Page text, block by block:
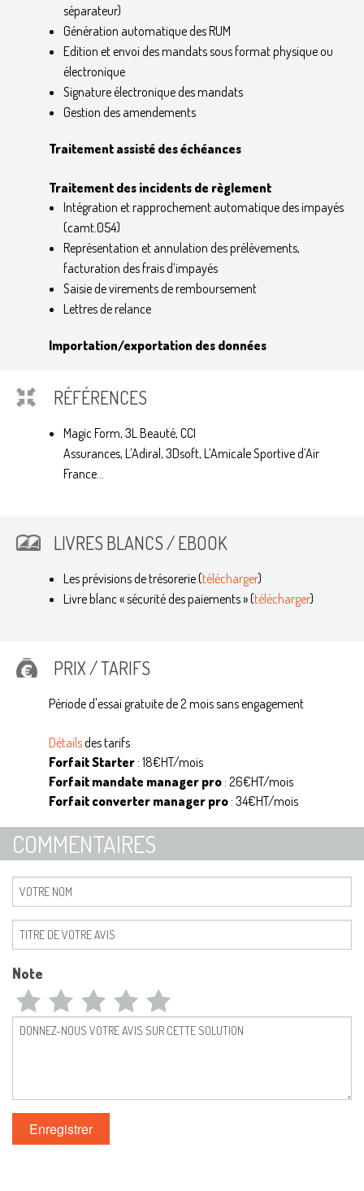
séparateur)
Génération automatique des RUM
Edition et envoi des mandats sous format physique ou
électronique
Signature électronique des mandats
Gestion des amendements
Traitement assisté des échéances
Traitement des incidents de règlement
Intégration et rapprochement automatique des impayés
(camt.054)
Représentation et annulation des prélèvements,
facturation des frais d’impayés
Saisie de virements de remboursement
Lettres de relance
Importation/exportation des données
RÉFÉRENCES
Magic Form, 3L Beauté, CCI
Assurances, L’Adiral, 3Dsoft, L’Amicale Sportive d’Air
France...
LIVRES BLANCS / EBOOK
Les prévisions de trésorerie (télécharger)
Livre blanc « sécurité des paiements » (télécharger)
PRIX / TARIFS
Période d'essai gratuite de 2 mois sans engagement
Détailsdes tarifs
Forfait Starter : 18€HT/mois
Forfait mandate manager pro : 26€HT/mois
Forfait converter manager pro : 34€HT/mois
COMMENTAIRES
Note